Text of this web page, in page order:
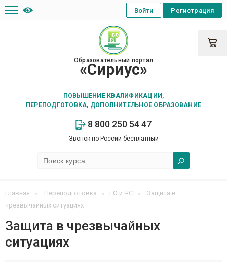
Образовательный портал
«Сириус»
ПОВЫШЕНИЕ КВАЛИФИКАЦИИ,
ПЕРЕПОДГОТОВКА, ДОПОЛНИТЕЛЬНОЕ ОБРАЗОВАНИЕ
8 800 250 54 47
Звонок по России бесплатный
Регистрация
Войти
Главная Переподготовка ГО и ЧС
Защита в
чрезвычайных ситуациях
Защита в чрезвычайных
ситуациях